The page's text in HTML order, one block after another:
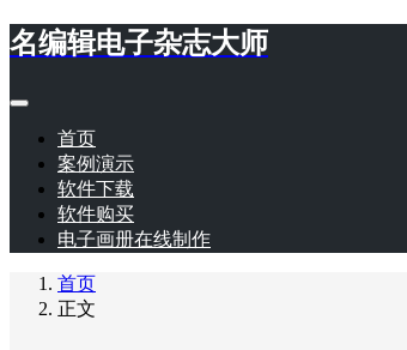
名编辑电子杂志大师
首页
案例演示
软件下载
软件购买
电子画册在线制作
首页
正文